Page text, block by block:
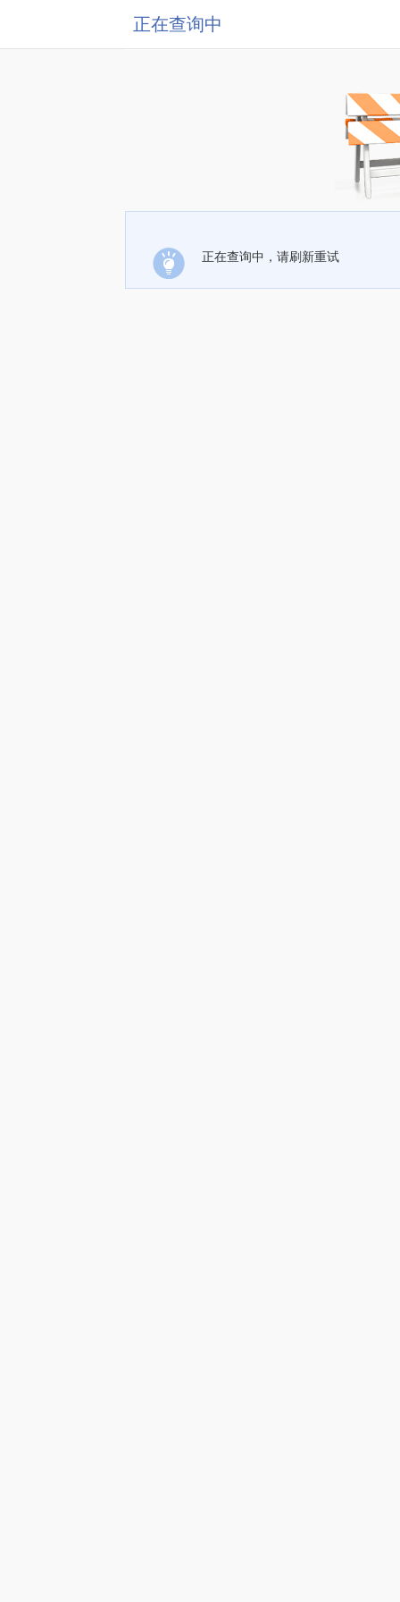
正在查询中
正在查询中，请刷新重试